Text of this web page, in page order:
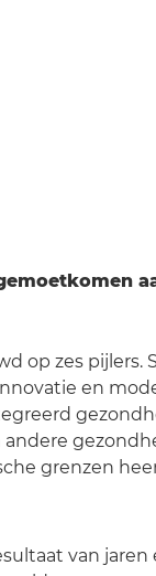
op zes pijlers.
en
grenzen
van